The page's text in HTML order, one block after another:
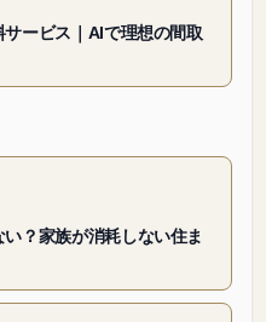
ービス｜AIで理想の間取
？家族が消耗しない住ま